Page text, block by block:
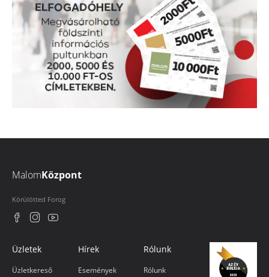
MalomKözpont
Körülötted Forog
Üzletek
Üzletkereső
Hírek
Események
Rólunk
Rólunk